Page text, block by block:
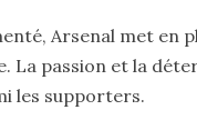
Arsenal met en
passion et la
les supporters.